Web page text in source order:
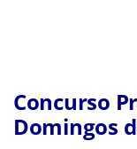
Concurso
Domingos